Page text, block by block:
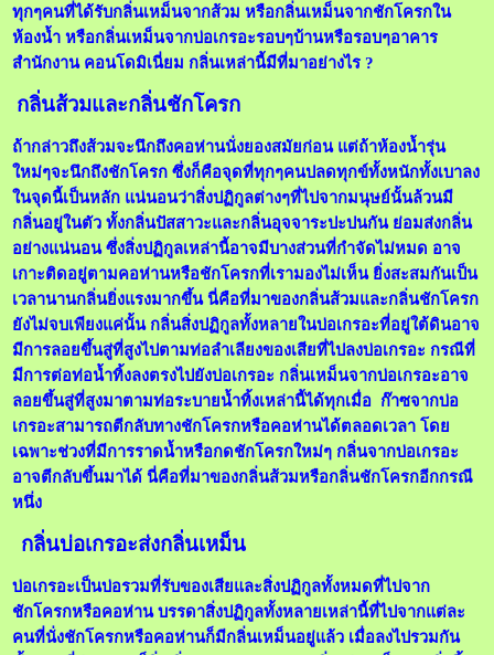
ทุกๆคนที่ได้รับกลิ่นเหม็นจากส้วม หรือกลิ่นเหม็นจากชักโครกใน
ห้องน้ำ หรือกลิ่นเหม็นจากบ่อเกรอะรอบๆบ้านหรือรอบๆอาคาร
สำนักงาน คอนโดมิเนี่ยม กลิ่นเหล่านี้มีที่มาอย่างไร ?
กลิ่นส้วมและกลิ่นชักโครก
ถ้ากล่าวถึงส้วมจะนึกถึงคอห่านนั่งยองสมัยก่อน แต่ถ้าห้องน้ำรุ่น
ใหม่ๆจะนึกถึงชักโครก ซึ่งก็คือจุดที่ทุกๆคนปลดทุกข์ทั้งหนักทั้งเบาลง
ในจุดนี้เป็นหลัก แน่นอนว่าสิ่งปฏิกูลต่างๆที่ไปจากมนุษย์นั้นล้วนมี
กลิ่นอยู่ในตัว ทั้งกลิ่นปัสสาวะและกลิ่นอุจจาระปะปนกัน ย่อมส่งกลิ่น
อย่างแน่นอน ซึ่งสิ่งปฏิกูลเหล่านี้อาจมีบางส่วนที่กำจัดไม่หมด อาจ
เกาะติดอยู่ตามคอห่านหรือชักโครกที่เรามองไม่เห็น ยิ่งสะสมกันเป็น
เวลานานกลิ่นยิ่งแรงมากขึ้น นี่คือที่มาของกลิ่นส้วมและกลิ่นชักโครก
ยังไม่จบเพียงแค่นั้น กลิ่นสิ่งปฏิกูลทั้งหลายในบ่อเกรอะที่อยู่ใต้ดินอาจ
มีการลอยขึ้นสู่ที่สูงไปตามท่อลำเลียงของเสียที่ไปลงบ่อเกรอะ กรณีที่
มีการต่อท่อน้ำทิ้งลงตรงไปยังบ่อเกรอะ กลิ่นเหม็นจากบ่อเกรอะอาจ
ลอยขึ้นสู่ที่สูงมาตามท่อระบายน้ำทิ้งเหล่านี้ได้ทุกเมื่อ ก๊าซจากบ่อ
เกรอะสามารถตีกลับทางชักโครกหรือคอห่านได้ตลอดเวลา โดย
เฉพาะช่วงที่มีการราดน้ำหรือกดชักโครกใหม่ๆ กลิ่นจากบ่อเกรอะ
อาจตีกลับขึ้นมาได้ นี่คือที่มาของกลิ่นส้วมหรือกลิ่นชักโครกอีกกรณี
หนึ่ง
กลิ่นบ่อเกรอะส่งกลิ่นเหม็น
บ่อเกรอะเป็นบ่อรวมที่รับของเสียและสิ่งปฏิกูลทั้งหมดที่ไปจาก
ชักโครกหรือคอห่าน บรรดาสิ่งปฏิกูลทั้งหลายเหล่านี้ที่ไปจากแต่ละ
คนที่นั่งชักโครกหรือคอห่านก็มีกลิ่นเหม็นอยู่แล้ว เมื่อลงไปรวมกัน